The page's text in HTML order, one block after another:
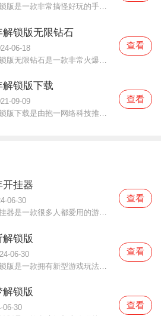
逃跑吧少年解锁版是一款非常搞怪好玩的手机游戏，逃跑吧少年解锁版这里不仅有非常可爱的游戏界面还有多种游戏场景让你参与，最简单最放松的游戏，让年轻人们都爱不释手！这里的游戏人物一定要搭配好道具，这样就可以更顺利的完成游戏任务了！只要小伙伴们喜欢这样的手机游
锁版无限钻石
06-18
查看
锁版下载
09-09
逃跑吧少年解锁版下载是由抱一网络科技推出的一款非对称对抗类休闲竞技手游，游戏中采用Q萌清新的游戏画风为玩家打造了各种游戏角色和精致的游戏画面，为玩家带来最优质的游戏视觉盛宴。
查看
开挂器
06-30
逃跑吧少年开挂器是一款很多人都爱用的游戏辅助软件，这款软件功能强大，可以辅助你玩逃跑吧少年，它的功能有草丛透视，还可以帮助玩家去迷雾，最厉害是可以开启无敌哦，逃跑吧少年开挂器能够穿墙，尊享金币等等功能
查看
锁版
06-30
辐射避难所解锁版是一款拥有新型游戏玩法的手机游戏，辐射避难所解锁版让用户们去逃生，去打败怪物并且要逃亡！这样才能得到装备顺利逃脱！这里有非常多种武器需要玩家们顺利逃脱才可以领取的！有了游戏道具下一次逃亡的时候就可以更加顺利！这款游戏的游戏界面真是让人非
查看
锁版
06-30
查看